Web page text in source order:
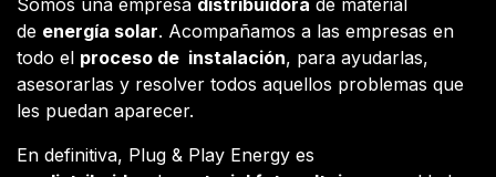
de energía solar. Acompañamos a las empresas en
todo el proceso de instalación, para ayudarlas,
asesorarlas y resolver todos aquellos problemas que
les puedan aparecer.
En definitiva, Plug & Play Energy es